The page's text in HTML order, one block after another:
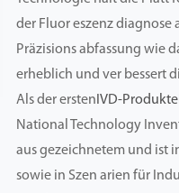
der Fluor eszenz diagnose
Präzisions abfassung wie
erheblich und ver bessert
Als der ersten IVD-Produkte
National Technology
aus gezeichnetem und ist
sowie in Szen arien für